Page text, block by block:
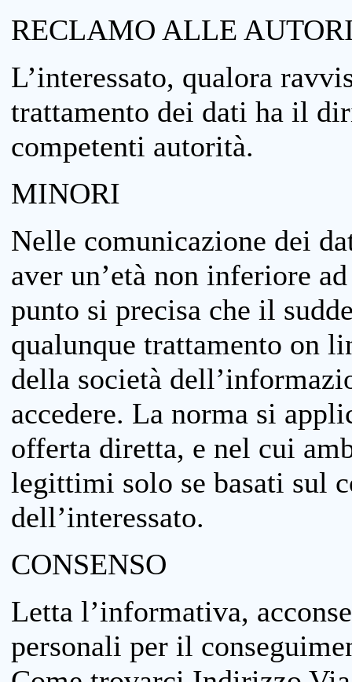
RECLAMO ALLE
L’interessato, qualora
trattamento dei dati ha il
competenti autorità.
MINORI
Nelle comunicazione dei
aver un’età non inferiore
punto si precisa che il
qualunque trattamento on
della società
accedere. La norma si
offerta diretta, e nel cui
legittimi solo se basati sul
dell’interessato.
CONSENSO
Letta l’informativa,
personali per il